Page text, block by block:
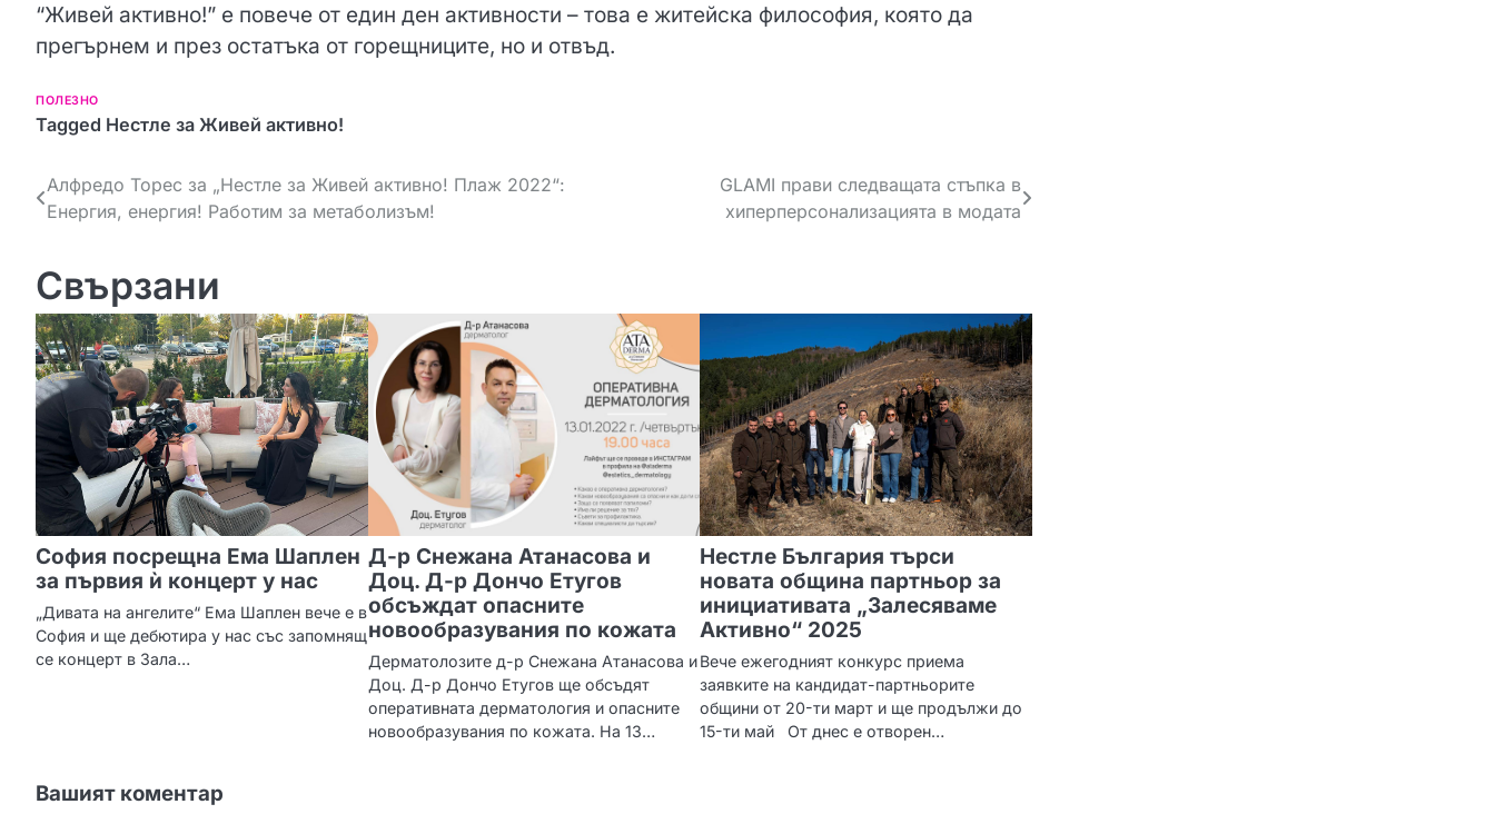
“Живей активно!” е повече от един ден активности – това е житейска философия, която да
прегърнем и през остатъка от горещниците, но и отвъд.
ПОЛЕЗНО
Tagged Нестле за Живей активно!
Н
в
и
г
а
ц
и
Алфредо Торес за „Нестле за Живей активно! Плаж 2022“:
Енергия, енергия! Работим за метаболизъм!
GLAMI прави следващата стъпка в
хиперперсонализацията в модата
Свързани
София посрещна Ема Шаплен
за първия ѝ концерт у нас
„Дивата на ангелите“ Ема Шаплен вече е в
София и ще дебютира у нас със запомнящ
се концерт в Зала…
Д-р Снежана Атанасова и
Доц. Д-р Дончо Етугов
обсъждат опасните
новообразувания по кожата
Дерматолозите д-р Снежана Атанасова и
Доц. Д-р Дончо Етугов ще обсъдят
оперативната дерматология и опасните
новообразувания по кожата. На 13…
Нестле България търси
новата община партньор за
инициативата „Залесяваме
Активно“ 2025
Вече ежегодният конкурс приема
заявките на кандидат-партньорите
общини от 20-ти март и ще продължи до
15-ти май От днес е отворен…
Вашият коментар